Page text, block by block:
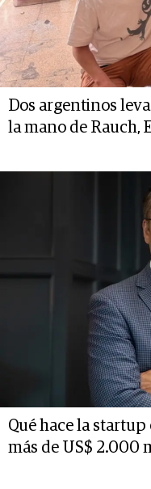
Dos argentinos
la mano de Rauch,
Qué hace la
más de US$ 2.000